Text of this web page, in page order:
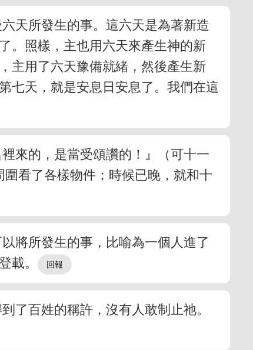
天所發生的事。這六天是為著新造
。照樣，主也用六天來產生神的新
主用了六天豫備就緒，然後產生新
七天，就是安息日安息了。我們在這
來的，是當受頌讚的！』（可十一
看了各樣物件；時候已晚，就和十
將所發生的事，比喻為一個人進了
載。
了百姓的稱許，沒有人敢制止祂。